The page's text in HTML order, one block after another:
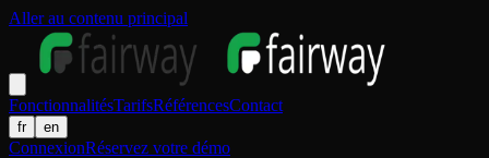
Aller au contenu principal
FonctionnalitésTarifsRéférencesContact
fr en
ConnexionRéservez votre démo